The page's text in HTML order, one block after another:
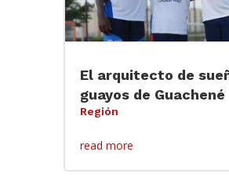
El arquitecto de
guayos de Guachené
Región
read more